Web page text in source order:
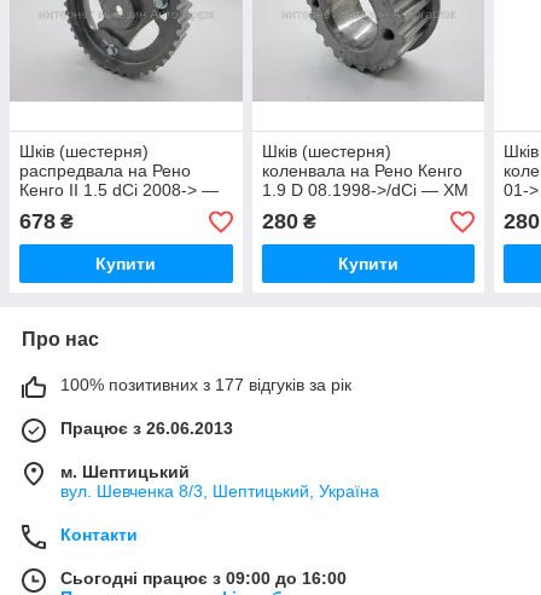
Шків (шестерня)
распредвала на Рено
Кенго II 1.5 dCi 2008-> —
XM - XM465
678 ₴
Купити
Шків (шестерня)
коленвала на Рено Кенго
1.9 D 08.1998->/dCi — XM
- XM630
280₴
Купити
01-
280
Про нас
100% позитивних з 177 відгуків за рік
Працює з 26.06.2013
м. Шептицький
вул. Шевченка 8/3, Шептицький, Україна
Контакти
Сьогодні працює з 09:00 до 16:00